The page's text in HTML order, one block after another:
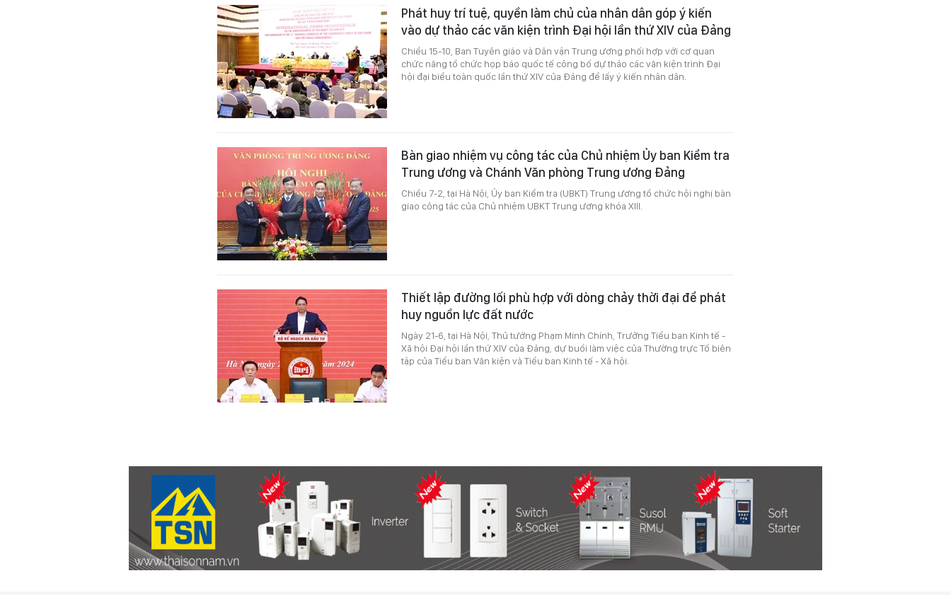
Phát huy trí tuệ, quyền làm chủ của nhân dân góp ý kiến
vào dự thảo các văn kiện trình Đại hội lần thứ XIV của Đảng
Chiều 15-10, Ban Tuyên giáo và Dân vận Trung ương phối hợp với cơ quan
chức năng tổ chức họp báo quốc tế công bố dự thảo các văn kiện trình Đại
hội đại biểu toàn quốc lần thứ XIV của Đảng để lấy ý kiến nhân dân.
Bàn giao nhiệm vụ công tác của Chủ nhiệm Ủy ban Kiểm tra
Trung ương và Chánh Văn phòng Trung ương Đảng
Chiều 7-2, tại Hà Nội, Ủy ban Kiểm tra (UBKT) Trung ương tổ chức hội nghị bàn
giao công tác của Chủ nhiệm UBKT Trung ương khóa XIII.
Thiết lập đường lối phù hợp với dòng chảy thời đại để phát
huy nguồn lực đất nước
Ngày 21-6, tại Hà Nội, Thủ tướng Phạm Minh Chính, Trưởng Tiểu ban Kinh tế -
Xã hội Đại hội lần thứ XIV của Đảng, dự buổi làm việc của Thường trực Tổ biên
tập của Tiểu ban Văn kiện và Tiểu ban Kinh tế - Xã hội.